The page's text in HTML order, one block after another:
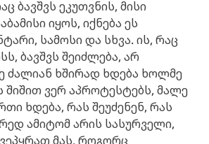
ბავშვს ეკუთვნის, მისი
იყოს, იქნება ეს
სამოსი და სხვა. ის, რაც
ბავშვს შეიძლება, არ
ძალიან ხშირად ხდება ხოლმე
ვერ აპროტესტებს, მალე
ხდება, რას შეუძენენ, რას
ამიტომ არის სასურველი,
მას, როგორც